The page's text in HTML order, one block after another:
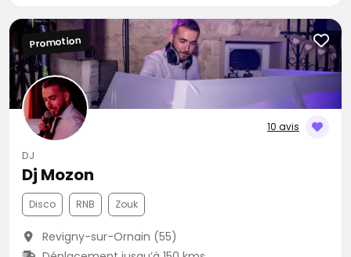
10 avis
Promotion
DJ
Dj Mozon
Disco RNB Zouk
Revigny-sur-Ornain (55)